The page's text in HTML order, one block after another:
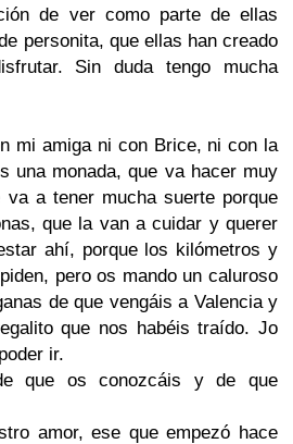
de ver como parte de ellas
personita, que ellas han creado
Sin duda tengo mucha
mi amiga ni con Brice, ni con la
una monada, que va hacer muy
a tener mucha suerte porque
que la van a cuidar y querer
ahí, porque los kilómetros y
pero os mando un caluroso
de que vengáis a Valencia y
que nos habéis traído. Jo
ir.
que os conozcáis y de que
amor, ese que empezó hace